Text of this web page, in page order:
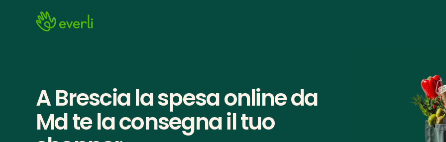
A Brescia la spesa online da
Md te la consegna il tuo